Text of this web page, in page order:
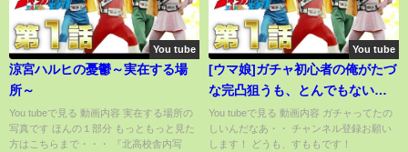
You tube
涼宮ハルヒの憂鬱～実在する場
所～
You tubeで見る 動画内容 実在する場所の
写真です ほんの１部分 もっともっと見た
方はこちらまで・・・ 『北高校舎内写
You tube
[ウマ娘]ガチャ初心者の俺がたづ
な完凸狙うも、とんでもない沼
を見てしまう・・・
You tubeで見る 動画内容 ガチャってたの
しいんだなあ・・ チャンネル登録お願い
します！ どうも、すももです！